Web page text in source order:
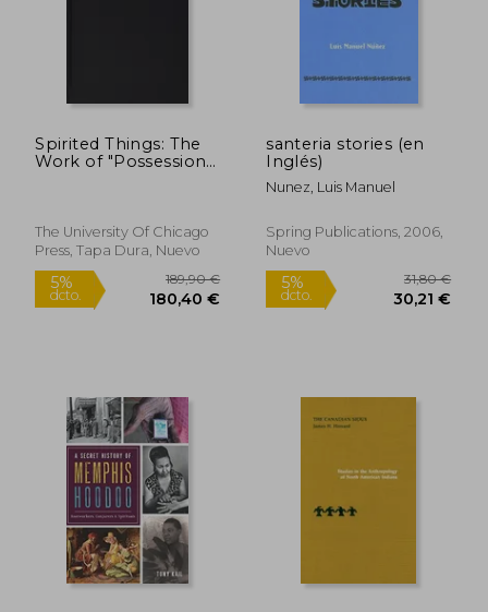
5% 5%
Spirited Things: The
Work of "Possession"
The University Of Chicago
Press, Tapa Dura, Nuevo
santeria stories (en
Inglés)
Nunez, Luis Manuel
Spring Publications, 2006,
Nuevo